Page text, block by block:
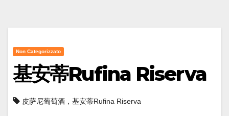
Non Categorizzato
基安蒂Rufina Riserva
皮萨尼葡萄酒，基安蒂Rufina Riserva